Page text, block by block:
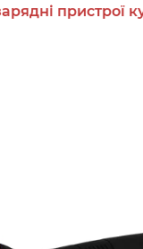
пристрої